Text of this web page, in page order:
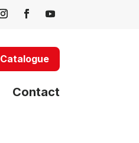
Catalogue
Contact